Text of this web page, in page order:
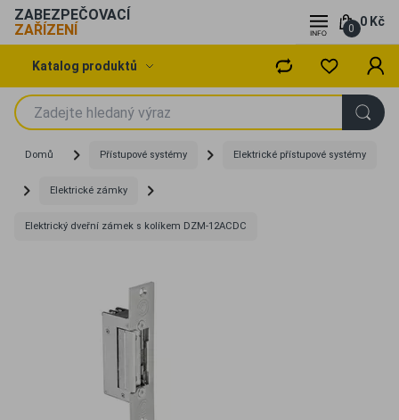
0 Kč
0
ZABEZPEČOVACÍ
ZAŘÍZENÍ
Katalog produktů
Domů Přístupové systémy Elektrické přístupové systémy
Elektrické zámky
Elektrický dveřní zámek s kolíkem DZM-12ACDC